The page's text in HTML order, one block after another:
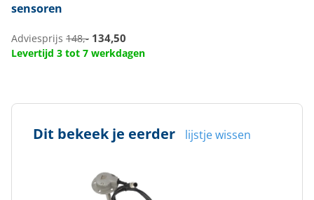
sensoren
Adviesprijs 148,- 134,50
Levertijd 3 tot 7 werkdagen
Dit bekeek je eerder lijstje wissen